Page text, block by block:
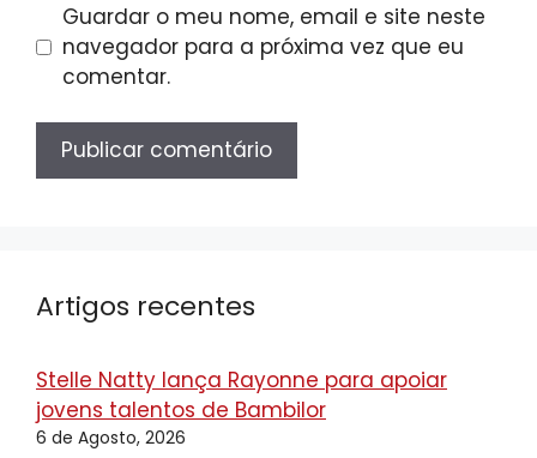
Guardar o meu nome, email e site neste
navegador para a próxima vez que eu
comentar.
Artigos recentes
Stelle Natty lança Rayonne para apoiar
jovens talentos de Bambilor
6 de Agosto, 2026